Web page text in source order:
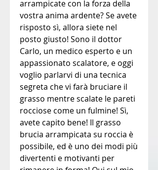
arrampicate con la forza della
vostra anima ardente? Se avete
risposto sì, allora siete nel
posto giusto! Sono il dottor
Carlo, un medico esperto e un
appassionato scalatore, e oggi
voglio parlarvi di una tecnica
segreta che vi farà bruciare il
grasso mentre scalate le pareti
rocciose come un fulmine! Sì,
avete capito bene! Il grasso
brucia arrampicata su roccia è
possibile, ed è uno dei modi più
divertenti e motivanti per